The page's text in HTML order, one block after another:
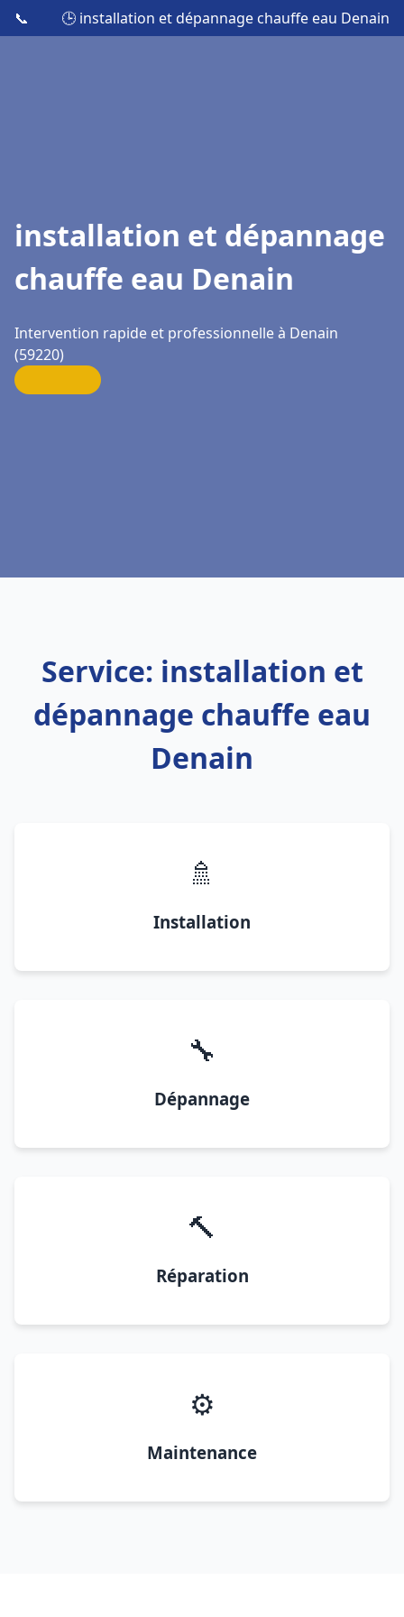
📞 🕒 installation et dépannage chauffe eau Denain
installation et dépannage
chauffe eau Denain
Intervention rapide et professionnelle à Denain
(59220)
Service: installation et
dépannage chauffe eau
Denain
🚿
Installation
🔧
Dépannage
🔨
Réparation
⚙️
Maintenance